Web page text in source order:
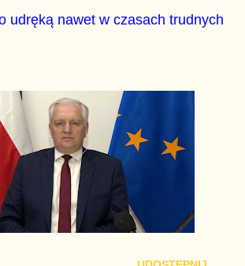
udręką nawet w czasach trudnych